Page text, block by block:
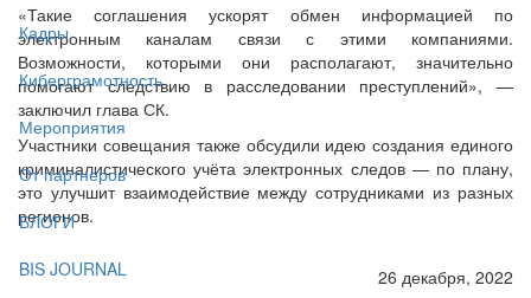
Кадры
Киберграмотность
Мероприятия
От партнёров
БЛОГИ
BIS JOURNAL
«Такие соглашения ускорят обмен информацией по
электронным каналам связи с этими компаниями.
Возможности, которыми они располагают, значительно
помогают следствию в расследовании преступлений», —
заключил глава СК.
Участники совещания также обсудили идею создания единого
криминалистического учёта электронных следов — по плану,
это улучшит взаимодействие между сотрудниками из разных
регионов.
26 декабря, 2022